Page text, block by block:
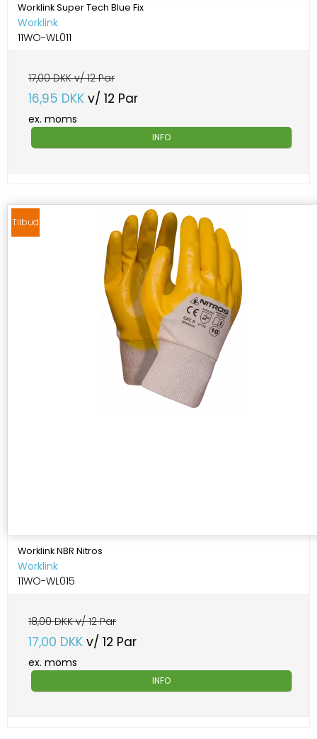
Worklink Super Tech Blue Fix
Worklink
11WO-WL011
17,00 DKK v/ 12 Par
16,95 DKK v/ 12 Par
ex. moms
INFO
Tilbud
Worklink NBR Nitros
Worklink
11WO-WL015
18,00 DKK v/ 12 Par
17,00 DKK v/ 12 Par
ex. moms
INFO